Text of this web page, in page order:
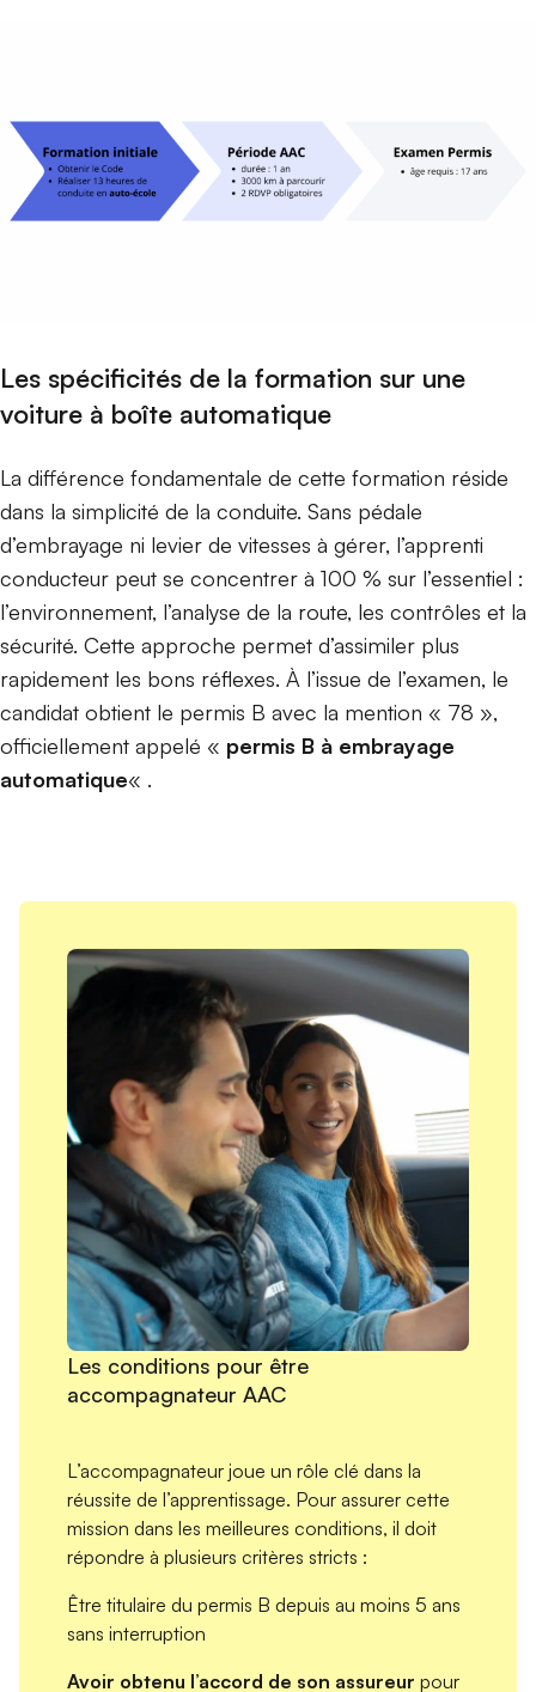
Les spécificités de la formation sur une
voiture à boîte automatique
La différence fondamentale de cette formation réside
dans la simplicité de la conduite. Sans pédale
d’embrayage ni levier de vitesses à gérer, l’apprenti
conducteur peut se concentrer à 100 % sur l’essentiel :
l’environnement, l’analyse de la route, les contrôles et la
sécurité. Cette approche permet d’assimiler plus
rapidement les bons réflexes. À l’issue de l’examen, le
candidat obtient le permis B avec la mention « 78 »,
officiellement appelé « permis B à embrayage
automatique« .
Les conditions pour être
accompagnateur AAC
L’accompagnateur joue un rôle clé dans la
réussite de l’apprentissage. Pour assurer cette
mission dans les meilleures conditions, il doit
répondre à plusieurs critères stricts :
Être titulaire du permis B depuis au moins 5 ans
sans interruption
Avoir obtenu l’accord de son assureur pour